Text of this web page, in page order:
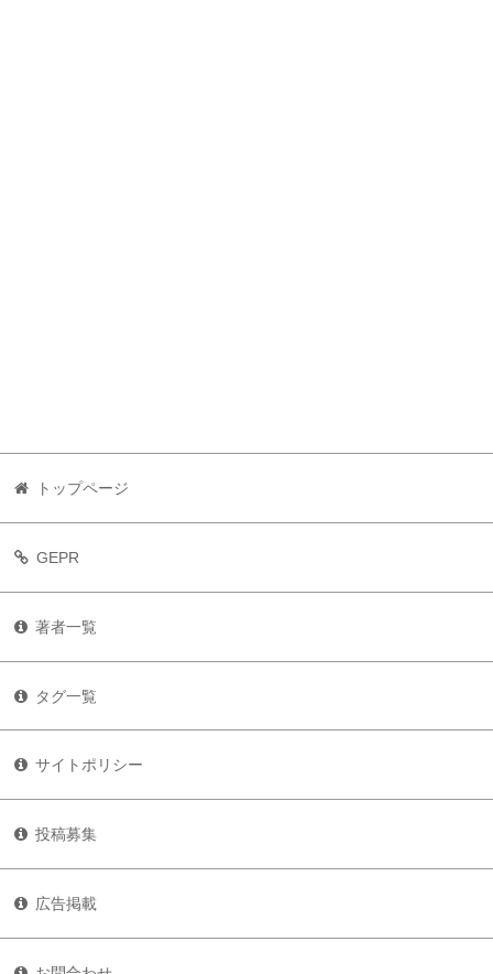
トップページ
GEPR
著者一覧
タグ一覧
サイトポリシー
投稿募集
広告掲載